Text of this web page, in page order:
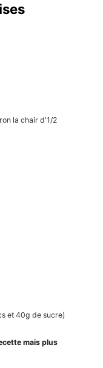
la chair d'1/2
et 40g de sucre)
mais plus